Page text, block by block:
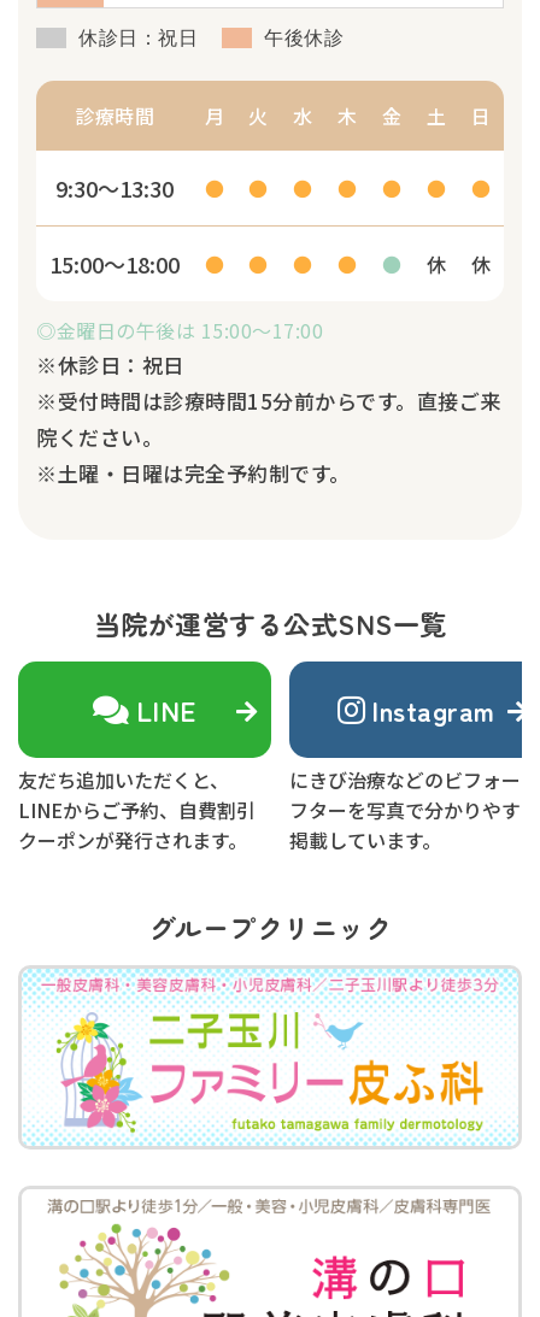
休診日：祝日 午後休診
診療時間 月 火 水 木 金 土 日
9:30～13:30 ● ● ● ● ● ● ●
15:00～18:00 ● ● ● ● ● 休 休
◎金曜日の午後は 15:00～17:00
※休診日：祝日
※受付時間は診療時間15分前からです。直接ご来
院ください。
※土曜・日曜は完全予約制です。
当院が運営する公式SNS一覧
LINE
友だち追加いただくと、
LINEからご予約、自費割引
クーポンが発行されます。
Instagram
にきび治療などのビフォーア
フターを写真で分かりやすく
掲載しています。
グループクリニック